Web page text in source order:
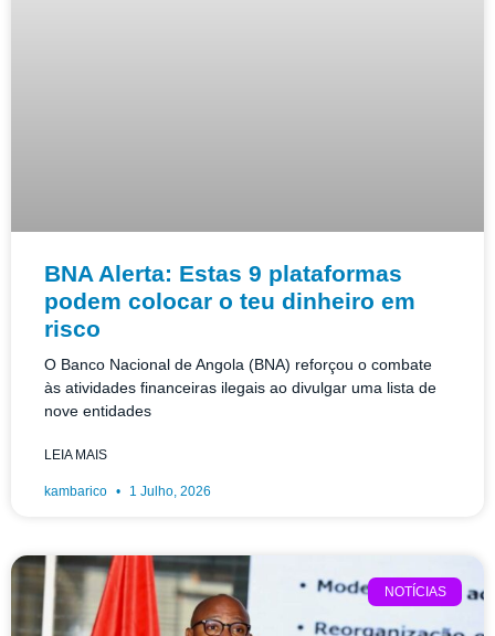
BNA Alerta: Estas 9 plataformas
podem colocar o teu dinheiro em
risco
O Banco Nacional de Angola (BNA) reforçou o combate
às atividades financeiras ilegais ao divulgar uma lista de
nove entidades
LEIA MAIS
kambarico 1 Julho, 2026
NOTÍCIAS